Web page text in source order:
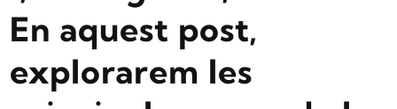
En aquest post,
explorarem les